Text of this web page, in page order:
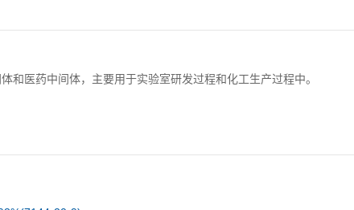
和医药中间体，主要用于实验室研发过程和化工生产过程中。